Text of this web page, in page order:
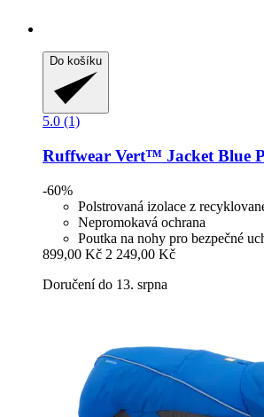
Do košíku
5.0 (1)
Ruffwear Vert™ Jacket Blue
-60%
Polstrovaná izolace z
Nepromokavá ochrana
Poutka na nohy pro bezpečné
899,00 Kč 2 249,00 Kč
Doručení do 13. srpna